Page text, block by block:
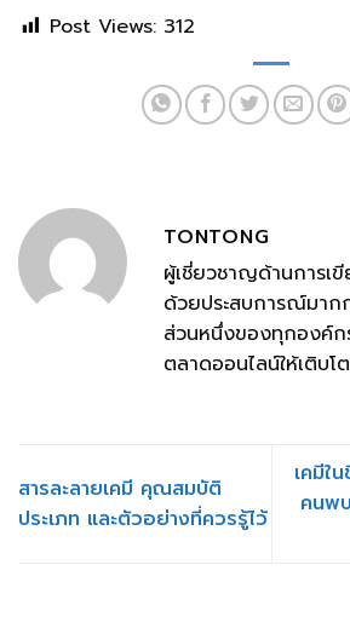
Post Views: 312
TONTONG
ผู้เชี่ยวชาญด้านการเ
ด้วยประสบการณ์มาก
ส่วนหนึ่งของทุกองค์ก
ตลาดออนไลน์ให้เติบ
สารละลายเคมี คุณสมบัติ
ประเภท และตัวอย่างที่ควรรู้ไว้
เคมีใ
คนพ